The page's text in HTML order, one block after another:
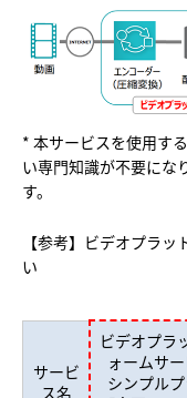
* 本サービスを使用す
い専門知識が不要にな
す。
【参考】ビデオプラ
い
サービ
ス名
ビデオプラ
ォームサ
シンプル